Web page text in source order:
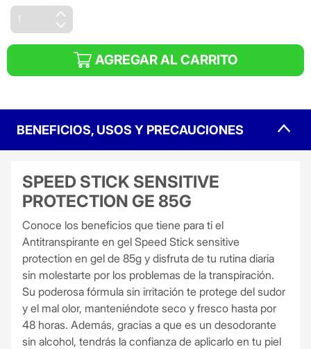
AGREGAR AL CARRITO
BENEFICIOS, USOS Y PRECAUCIONES
SPEED STICK SENSITIVE
PROTECTION GE 85G
Conoce los beneficios que tiene para ti el
Antitranspirante en gel Speed Stick sensitive
protection en gel de 85g y disfruta de tu rutina diaria
sin molestarte por los problemas de la transpiración.
Su poderosa fórmula sin irritación te protege del sudor
y el mal olor, manteniéndote seco y fresco hasta por
48 horas. Además, gracias a que es un desodorante
sin alcohol, tendrás la confianza de aplicarlo en tu piel